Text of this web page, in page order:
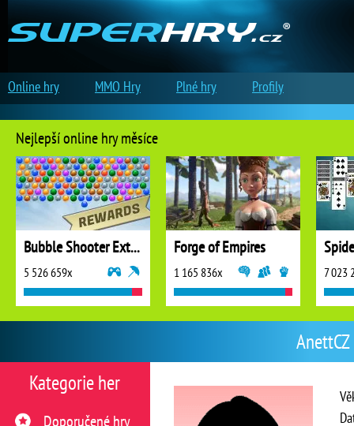
Kategorie her
Doporučené hry
Nejlepší online hry měsíce
Bubble Shooter Extreme
5 526 659x
Forge of Empires
1 165 836x 7 023
Online hry MMO Hry Plné hry Profily